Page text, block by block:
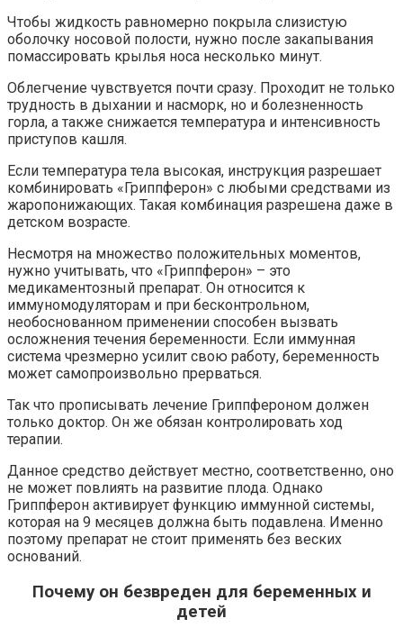
Чтобы жидкость равномерно покрыла слизистую
оболочку носовой полости, нужно после закапывания
помассировать крылья носа несколько минут.
Облегчение чувствуется почти сразу. Проходит не только
трудность в дыхании и насморк, но и болезненность
горла, а также снижается температура и интенсивность
приступов кашля.
Если температура тела высокая, инструкция разрешает
комбинировать «Гриппферон» с любыми средствами из
жаропонижающих. Такая комбинация разрешена даже в
детском возрасте.
Несмотря на множество положительных моментов,
нужно учитывать, что «Гриппферон» – это
медикаментозный препарат. Он относится к
иммуномодуляторам и при бесконтрольном,
необоснованном применении способен вызвать
осложнения течения беременности. Если иммунная
система чрезмерно усилит свою работу, беременность
может самопроизвольно прерваться.
Так что прописывать лечение Гриппфероном должен
только доктор. Он же обязан контролировать ход
терапии.
Данное средство действует местно, соответственно, оно
не может повлиять на развитие плода. Однако
Гриппферон активирует функцию иммунной системы,
которая на 9 месяцев должна быть подавлена. Именно
поэтому препарат не стоит применять без веских
оснований.
Почему он безвреден для беременных и
детей